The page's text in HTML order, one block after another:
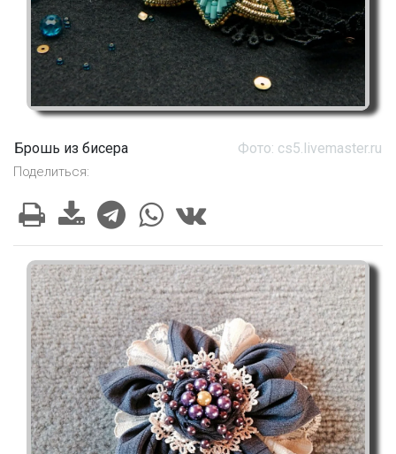
Брошь из бисера Фото: cs5.livemaster.ru
Поделиться: